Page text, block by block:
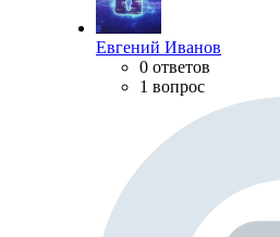
Евгений Иванов
0 ответов
1 вопрос